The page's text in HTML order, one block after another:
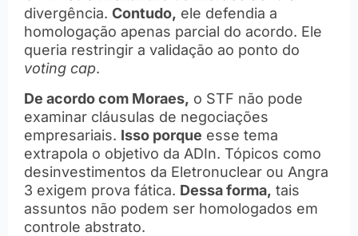
divergência. Contudo, ele defendia a
homologação apenas parcial do acordo. Ele
queria restringir a validação ao ponto do
voting cap.
De acordo com Moraes, o STF não pode
examinar cláusulas de negociações
empresariais. Isso porque esse tema
extrapola o objetivo da ADIn. Tópicos como
desinvestimentos da Eletronuclear ou Angra
3 exigem prova fática. Dessa forma, tais
assuntos não podem ser homologados em
controle abstrato.